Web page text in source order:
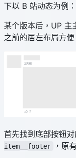
下以 B 站动态为例：
某个版本后，UP 主
之前的居左布局方便
首先找到底部按钮对
item__footer
，原